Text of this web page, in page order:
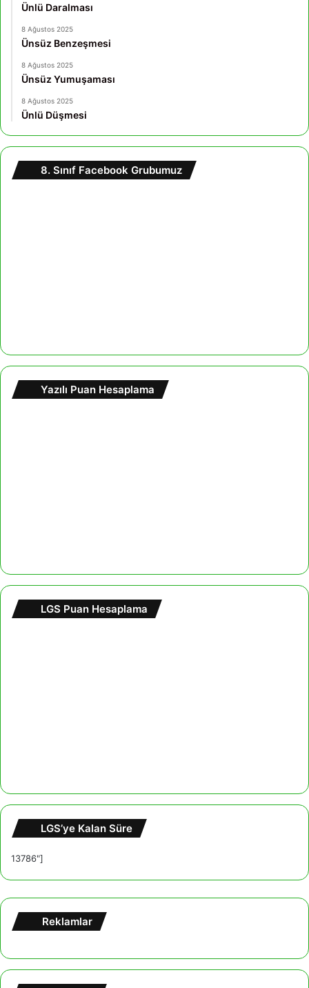
Ünlü Daralması
8 Ağustos 2025
Ünsüz Benzeşmesi
8 Ağustos 2025
Ünsüz Yumuşaması
8 Ağustos 2025
Ünlü Düşmesi
8. Sınıf Facebook Grubumuz
Yazılı Puan Hesaplama
LGS Puan Hesaplama
LGS’ye Kalan Süre
13786"]
Reklamlar